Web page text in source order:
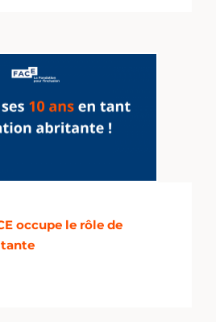
occupe le rôle de